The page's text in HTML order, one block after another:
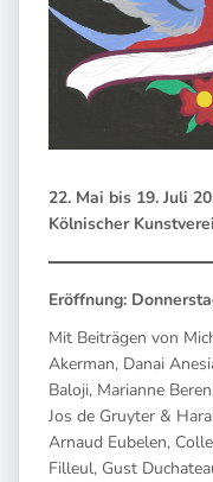
22. Mai bis 19. Juli
Kölnischer
Eröffnung:
Mit Beiträgen von
Akerman, Danai
Baloji, Marianne
Jos de Gruyter &
Arnaud Eubelen,
Filleul, Gust